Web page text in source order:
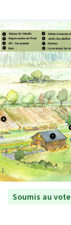
Soumis au vote